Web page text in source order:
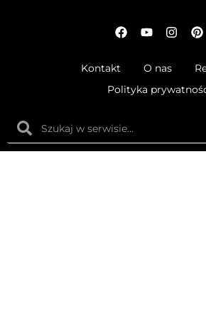
Kontakt O nas
Polityka